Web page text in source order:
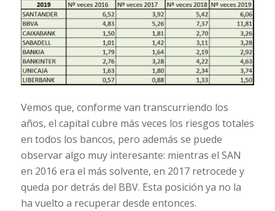
Vemos que, conforme van transcurriendo los
años, el capital cubre más veces los riesgos totales
en todos los bancos, pero además se puede
observar algo muy interesante: mientras el SAN
en 2016 era el más solvente, en 2017 retrocede y
queda por detrás del BBV. Esta posición ya no la
ha vuelto a recuperar desde entonces.